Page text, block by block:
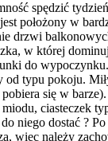
spędzić
położony w
drzwi
w której
do
typu pokoju.
się w
ciasteczek
do niego dostać ?
więc należy